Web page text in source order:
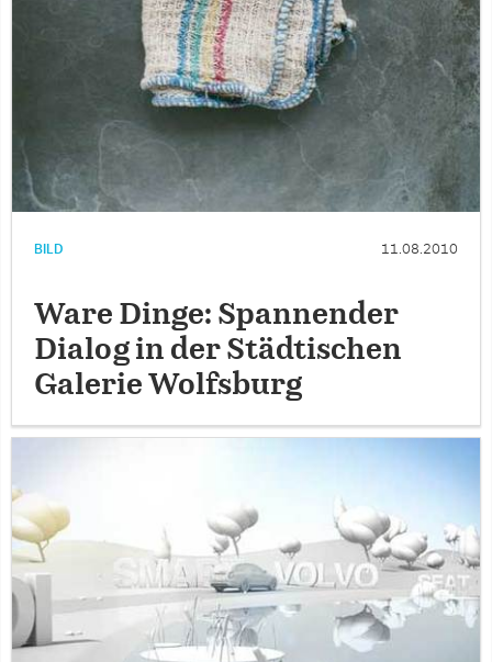
BILD 11.08.2010
Ware Dinge: Spannender
Dialog in der Städtischen
Galerie Wolfsburg